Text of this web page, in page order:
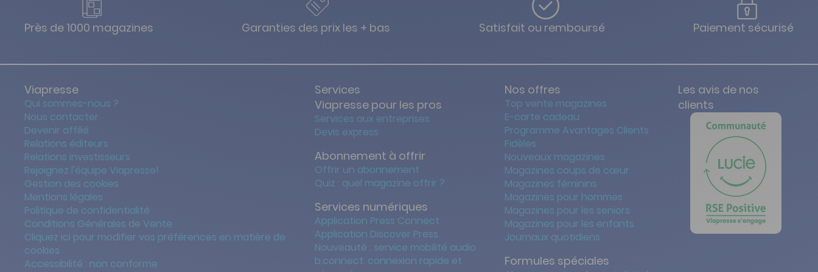
Près de 1000 magazines Garanties des prix les + bas Satisfait ou remboursé Paiement sécurisé
Viapresse
Qui sommes-nous ?
Nous contacter
Devenir affilié
Relations éditeurs
Relations investisseurs
Rejoignez l'équipe Viapresse!
Gestion des cookies
Mentions légales
Politique de confidentialité
Conditions Générales de Vente
Cliquez ici pour modifier vos préférences en matière de
cookies
Accessibilité : non conforme
Services
Viapresse pour les pros
Services aux entreprises
Devis express
Abonnement à offrir
Offrir un abonnement
Quiz : quel magazine offrir ?
Services numériques
Application Press Connect
Application Discover Press
Nouveauté : service mobilité audio
b.connect: connexion rapide et
Nos offres
Top vente magazines
E-carte cadeau
Programme Avantages Clients
Fidèles
Nouveaux magazines
Magazines coups de cœur
Magazines féminins
Magazines pour hommes
Magazines pour les seniors
Magazines pour les enfants
Journaux quotidiens
Formules spéciales
Les avis de nos
clients